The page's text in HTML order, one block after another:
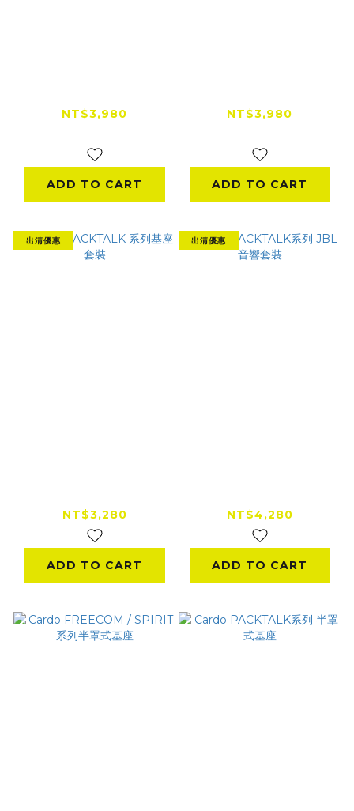
響套裝
NT$3,980
ADD TO CART
JBL 音響套裝
NT$3,980
ADD TO CART
出清優惠
NT$3,280
ADD TO CART
出清優惠
NT$4,280
ADD TO CART